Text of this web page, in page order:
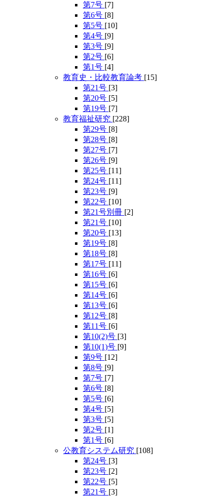
第7号 [7]
第6号 [8]
第5号 [10]
第4号 [9]
第3号 [9]
第2号 [6]
第1号 [4]
教育史・比較教育論考 [15]
第21号 [3]
第20号 [5]
第19号 [7]
教育福祉研究 [228]
第29号 [8]
第28号 [8]
第27号 [7]
第26号 [9]
第25号 [11]
第24号 [11]
第23号 [9]
第22号 [10]
第21号別冊 [2]
第21号 [10]
第20号 [13]
第19号 [8]
第18号 [8]
第17号 [11]
第16号 [6]
第15号 [6]
第14号 [6]
第13号 [6]
第12号 [8]
第11号 [6]
第10(2)号 [3]
第10(1)号 [9]
第9号 [12]
第8号 [9]
第7号 [7]
第6号 [8]
第5号 [6]
第4号 [5]
第3号 [5]
第2号 [1]
第1号 [6]
公教育システム研究 [108]
第24号 [3]
第23号 [2]
第22号 [5]
第21号 [3]